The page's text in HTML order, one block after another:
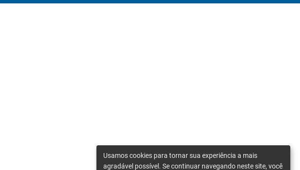
Usamos cookies para tornar sua experiência a mais
agradável possível. Se continuar navegando neste site, você